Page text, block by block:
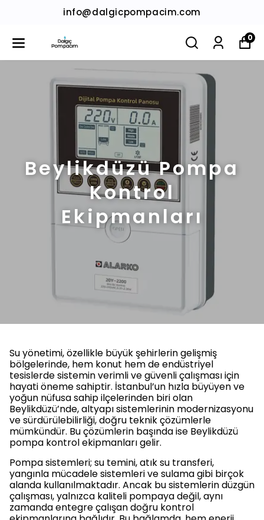
info@dalgicpompacim.com
0
Beylikdüzü Pompa
Kontrol
Ekipmanları
Su yönetimi, özellikle büyük şehirlerin gelişmiş
bölgelerinde, hem konut hem de endüstriyel
tesislerde sistemin verimli ve güvenli çalışması için
hayati öneme sahiptir. İstanbul’un hızla büyüyen ve
yoğun nüfusa sahip ilçelerinden biri olan
Beylikdüzü’nde, altyapı sistemlerinin modernizasyonu
ve sürdürülebilirliği, doğru teknik çözümlerle
mümkündür. Bu çözümlerin başında ise Beylikdüzü
pompa kontrol ekipmanları gelir.
Pompa sistemleri; su temini, atık su transferi,
yangınla mücadele sistemleri ve sulama gibi birçok
alanda kullanılmaktadır. Ancak bu sistemlerin düzgün
çalışması, yalnızca kaliteli pompaya değil, aynı
zamanda entegre çalışan doğru kontrol